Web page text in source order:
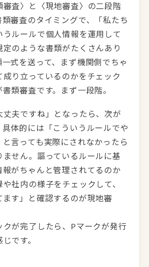
審査〉と〈現地審査〉の二段階
審査のタイミングで、「私たち
うルールで個人情報を運用して
定のような書類がたくさんあり
一式を送って、まず機関側でちゃ
成り立っているのかをチェック
類審査です。まず一段階。
丈夫ですね」となったら、次が
体的には「こういうルールでや
と言っても実際にされなかったら
せん。謳っているルールに基
報がちゃんと管理されてるのか
社内の様子をチェックして、
ます」と確認するのが現地審
クが完了したら、Pマークが発行
です。